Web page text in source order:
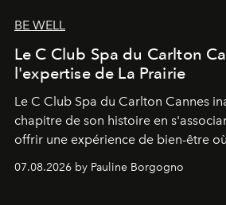
BE WELL
Le C Club Spa du Carlton
l'expertise de La Prairie
Le C Club Spa du Carlton Cannes
chapitre de son histoire en
offrir une expérience de bien-être
expertise se rencontrent.
07.08.2026 by Pauline Borgogno